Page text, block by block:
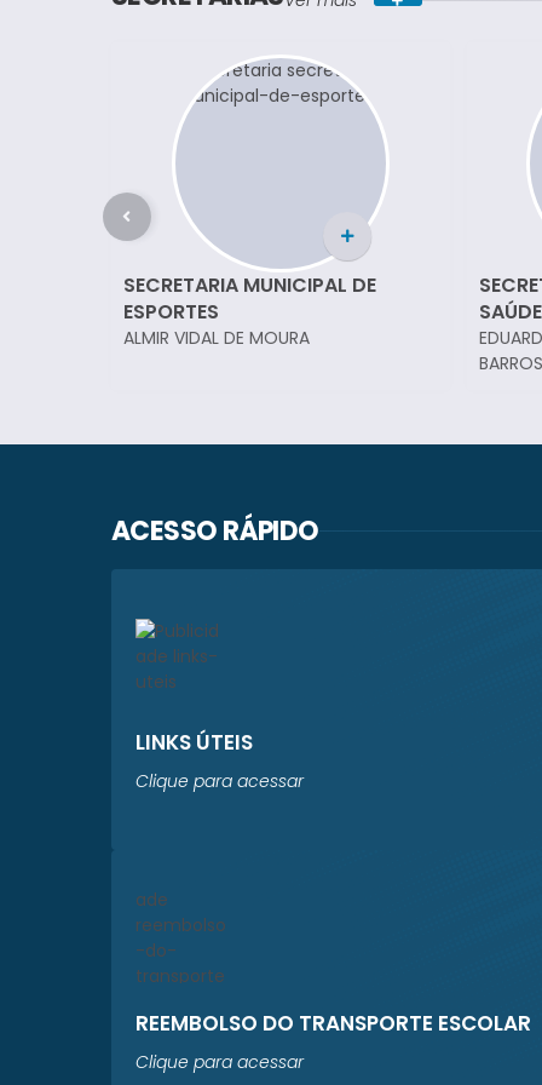
SECRETARIA MUNICIPAL DE
ESPORTES
ALMIR VIDAL DE MOURA
SAÚDE
BARROS
ACESSO RÁPIDO
LINKS ÚTEIS
Clique para acessar
REEMBOLSO DO TRANSPORTE ESCOLAR
Clique para acessar